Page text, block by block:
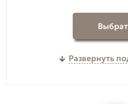
Развернуть